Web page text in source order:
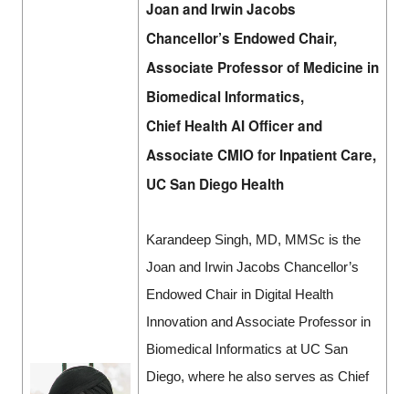
Joan and Irwin Jacobs
Chancellor’s Endowed Chair,
Associate Professor of Medicine in
Biomedical Informatics,
Chief Health AI Officer and
Associate CMIO for Inpatient Care,
UC San Diego Health
Karandeep Singh, MD, MMSc is the
Joan and Irwin Jacobs Chancellor’s
Endowed Chair in Digital Health
Innovation and Associate Professor in
Biomedical Informatics at UC San
Diego, where he also serves as Chief